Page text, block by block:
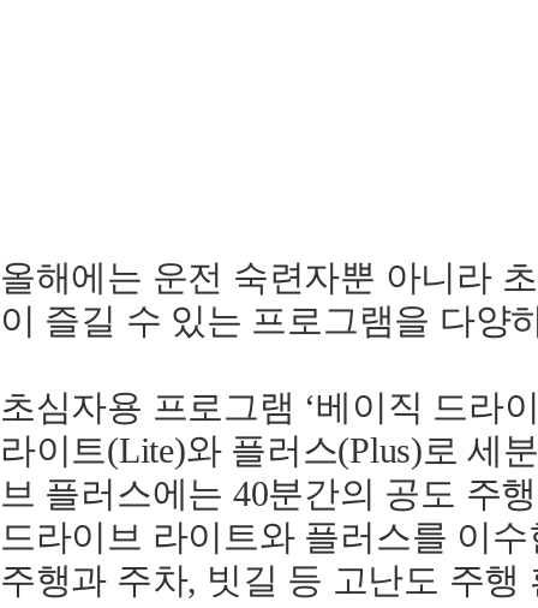
올해에는 운전 숙련자뿐 아니라
이 즐길 수 있는 프로그램을 다양
초심자용 프로그램 ‘베이직 드라
라이트(Lite)와 플러스(Plus)로 세
브 플러스에는 40분간의 공도 주
드라이브 라이트와 플러스를 이
주행과 주차, 빗길 등 고난도 주행